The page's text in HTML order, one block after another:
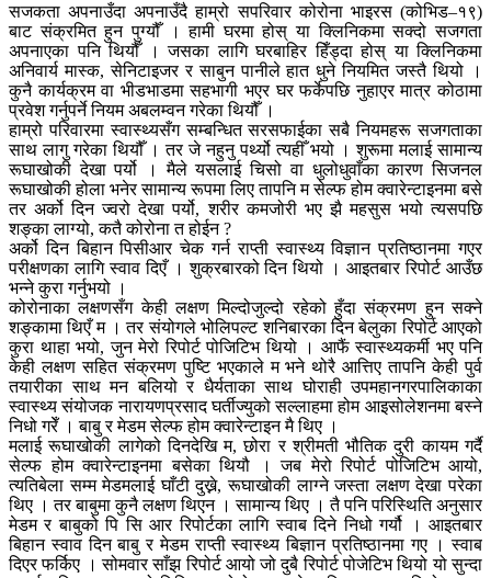
सजकता अपनाउँदा अपनाउँदै हाम्रो सपरिवार कोरोना भाइरस (कोभिड–१९)
बाट संक्रमित हुन पुग्यौँ । हामी घरमा होस् या क्लिनिकमा सक्दो सजगता
अपनाएका पनि थियौँ । जसका लागि घरबाहिर हिँड्दा होस् या क्लिनिकमा
अनिवार्य मास्क, सेनिटाइजर र साबुन पानीले हात धुने नियमित जस्तै थियो ।
कुनै कार्यक्रम वा भीडभाडमा सहभागी भएर घर फर्केपछि नुहाएर मात्र कोठामा
प्रवेश गर्नुपर्ने नियम अबलम्वन गरेका थियौँ ।
हाम्रो परिवारमा स्वास्थ्यसँग सम्बन्धित सरसफाईका सबै नियमहरू सजगताका
साथ लागु गरेका थियौँ । तर जे नहुनु पर्थ्यो त्यहीँ भयो । शुरूमा मलाई सामान्य
रूघाखोकी देखा पर्यो । मैले यसलाई चिसो वा धुलोधुवाँका कारण सिजनल
रूघाखोकी होला भनेर सामान्य रूपमा लिए तापनि म सेल्फ होम क्वारेन्टाइनमा बसे
तर अर्को दिन ज्वरो देखा पर्यो, शरीर कमजोरी भए झै महसुस भयो त्यसपछि
शङ्का लाग्यो, कतै कोरोना त होईन ?
अर्को दिन बिहान पिसीआर चेक गर्न राप्ती स्वास्थ्य विज्ञान प्रतिष्ठानमा गएर
परीक्षणका लागि स्वाव दिएँ । शुक्रबारको दिन थियो । आइतबार रिपोर्ट आउँछ
भन्ने कुरा गर्नुभयो ।
कोरोनाका लक्षणसँग केही लक्षण मिल्दोजुल्दो रहेको हुँदा संक्रमण हुन सक्ने
शङ्कामा थिएँ म । तर संयोगले भोलिपल्ट शनिबारका दिन बेलुका रिपोर्ट आएको
कुरा थाहा भयो, जुन मेरो रिपोर्ट पोजिटिभ थियो । आफैं स्वास्थ्यकर्मी भए पनि
केही लक्षण सहित संक्रमण पुष्टि भएकाले म भने थोरै आत्तिए तापनि केही पुर्व
तयारीका साथ मन बलियो र धैर्यताका साथ घोराही उपमहानगरपालिकाका
स्वास्थ्य संयोजक नारायणप्रसाद घर्तीज्युको सल्लाहमा होम आइसोलेशनमा बस्ने
निधो गरेँ । बाबु र मेडम सेल्फ होम क्वारेन्टाइन मै थिए ।
मलाई रूघाखोकी लागेको दिनदेखि म, छोरा र श्रीमती भौतिक दुरी कायम गर्दै
सेल्फ होम क्वारेन्टाइनमा बसेका थियौ । जब मेरो रिपोर्ट पोजिटिभ आयो,
त्यतिबेला सम्म मेडमलाई घाँटी दुख्ने, रूघाखोकी लाग्ने जस्ता लक्षण देखा परेका
थिए । तर बाबुमा कुनै लक्षण थिएन । सामान्य थिए । तै पनि परिस्थिति अनुसार
मेडम र बाबुको पि सि आर रिपोर्टका लागि स्वाब दिने निधो गर्यौ । आइतबार
बिहान स्वाव दिन बाबु र मेडम राप्ती स्वास्थ्य बिज्ञान प्रतिष्ठानमा गए । स्वाब
दिएर फर्किए । सोमवार साँझ रिपोर्ट आयो जो दुबै रिपोर्ट पोजेटिभ थियो यो सुन्दा